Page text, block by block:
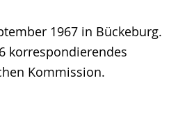
1967 in Bückeburg.
korrespondierendes
Kommission.